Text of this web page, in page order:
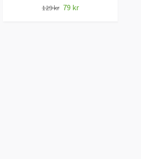
129 kr 79 kr